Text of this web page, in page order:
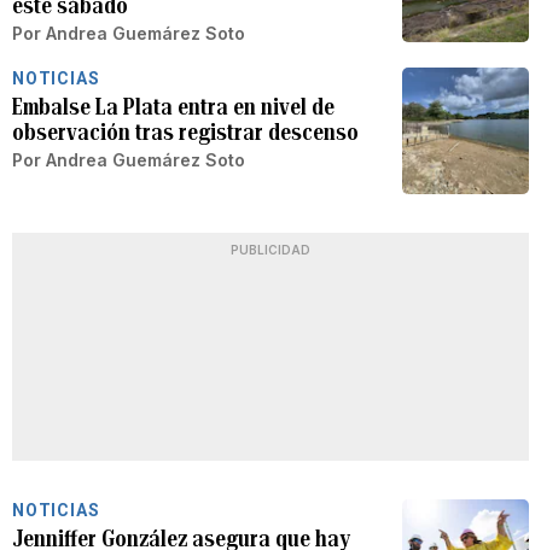
este sábado
Por Andrea Guemárez Soto
NOTICIAS
Embalse La Plata entra en nivel de
observación tras registrar descenso
Por Andrea Guemárez Soto
PUBLICIDAD
NOTICIAS
Jenniffer González asegura que hay